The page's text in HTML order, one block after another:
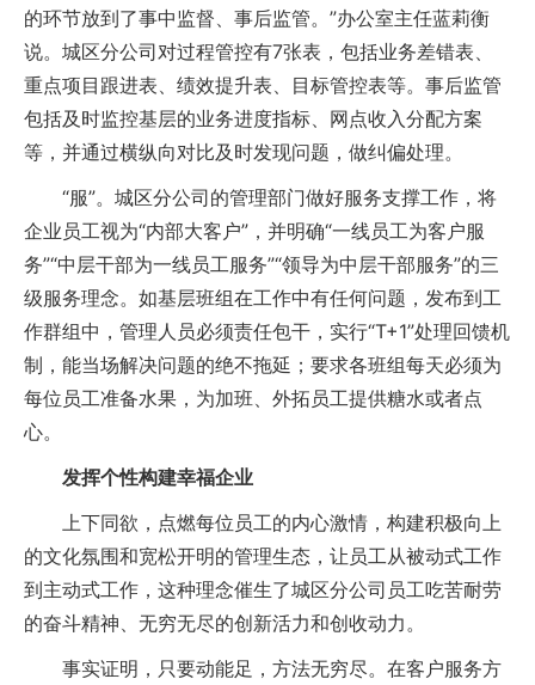
的环节放到了事中监督、事后监管。”办公室主任蓝莉衡
说。城区分公司对过程管控有7张表，包括业务差错表、
重点项目跟进表、绩效提升表、目标管控表等。事后监管
包括及时监控基层的业务进度指标、网点收入分配方案
等，并通过横纵向对比及时发现问题，做纠偏处理。
“服”。城区分公司的管理部门做好服务支撑工作，将
企业员工视为“内部大客户”，并明确“一线员工为客户服
务”“中层干部为一线员工服务”“领导为中层干部服务”的三
级服务理念。如基层班组在工作中有任何问题，发布到工
作群组中，管理人员必须责任包干，实行“T+1”处理回馈机
制，能当场解决问题的绝不拖延；要求各班组每天必须为
每位员工准备水果，为加班、外拓员工提供糖水或者点
心。
发挥个性构建幸福企业
上下同欲，点燃每位员工的内心激情，构建积极向上
的文化氛围和宽松开明的管理生态，让员工从被动式工作
到主动式工作，这种理念催生了城区分公司员工吃苦耐劳
的奋斗精神、无穷无尽的创新活力和创收动力。
事实证明，只要动能足，方法无穷尽。在客户服务方